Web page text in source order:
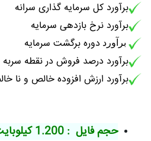
برآورد کل سرمایه گذاری سرانه
برآورد نرخ بازدهی سرمایه
برآورد دوره برگشت سرمایه
برآورد درصد فروش در نقطه
برآورد ارزش افزوده خالص و نا
حجم فایل : 1.200 کیلوبایت